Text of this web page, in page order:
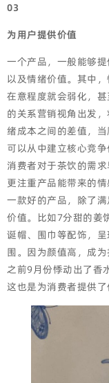
03
为用户提供价值
一个产品，一般能够
以及情绪价值。其中
在意程度就会弱化，
的关系营销视角出发
绪成本之间的差值，
可以从中建立核心竞争
消费者对于茶饮的需
更注重产品能带来的情
一款好的产品，除了
价值。比如7分甜的姜
诞帽、围巾等配饰，
围。因为颜值高，成
之前9月份悸动出了香
这也是为消费者提供了